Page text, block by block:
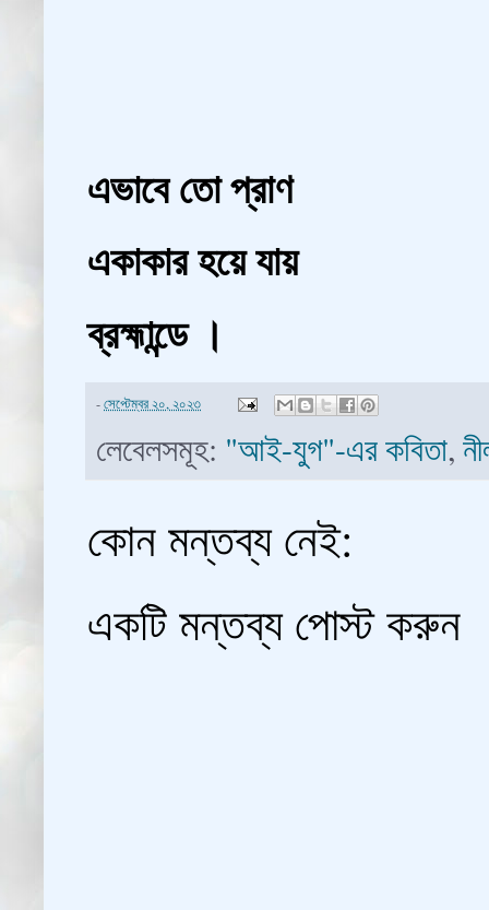
এভাবে তো প্রাণ
একাকার হয়ে যায়
ব্রহ্মান্ডে ।
-সেপ্টেম্বর ২০, ২০২৩
লেবেলসমূহ: "আই-যুগ"-এর কবিতা,
কোন মন্তব্য নেই:
একটি মন্তব্য পোস্ট করুন